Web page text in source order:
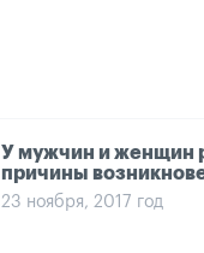
У мужчин и женщин
причины
23 ноября, 2017 год